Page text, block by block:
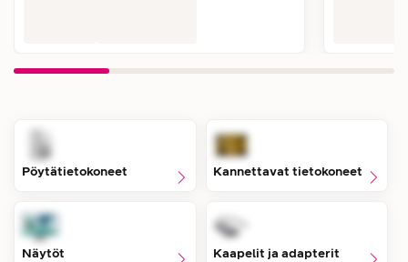
Pöytätietokoneet Kannettavat tietokoneet
Näytöt Kaapelit ja adapterit